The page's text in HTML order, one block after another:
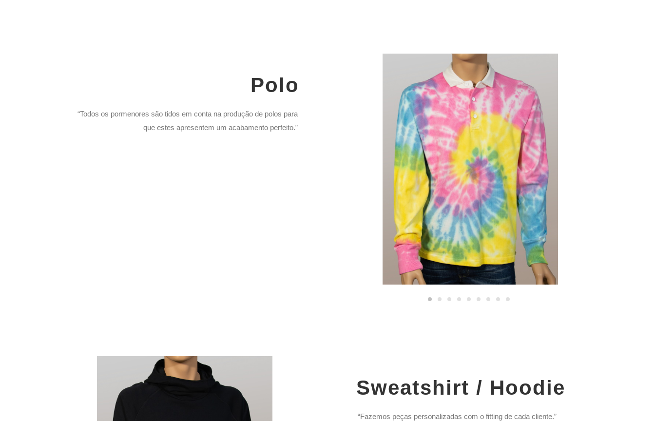
Polo
“Todos os pormenores são tidos em conta na produção de polos para
que estes apresentem um acabamento perfeito.”
Sweatshirt / Hoodie
“Fazemos peças personalizadas com o fitting de cada cliente.”